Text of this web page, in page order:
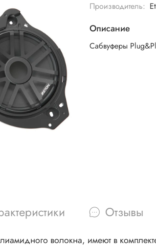
Производитель:
Описание
Сабвуферы
Отзывы
волокна, имеют в